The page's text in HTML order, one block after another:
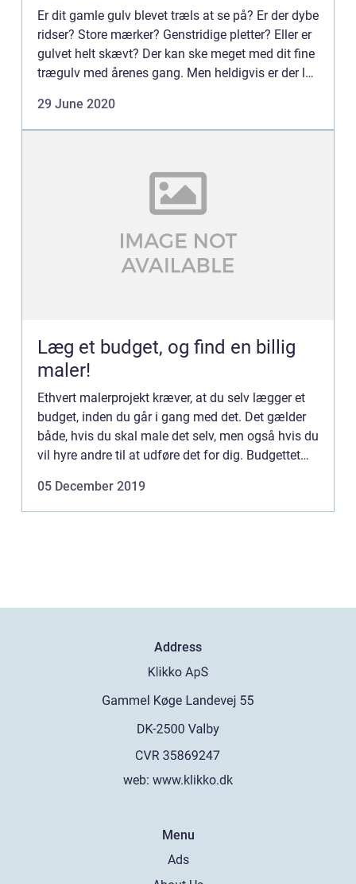
Er dit gamle gulv blevet træls at se på? Er der dybe
ridser? Store mærker? Genstridige pletter? Eller er
gulvet helt skævt? Der kan ske meget med dit fine
trægulv med årenes gang. Men heldigvis er der lys
29 June 2020
Læg et budget, og find en billig
maler!
Ethvert malerprojekt kræver, at du selv lægger et
budget, inden du går i gang med det. Det gælder
både, hvis du skal male det selv, men også hvis du
vil hyre andre til at udføre det for dig. Budgettet
05 December 2019
Address
web: www.klikko.dk
Menu
Ads